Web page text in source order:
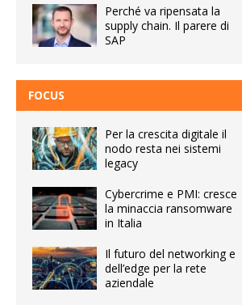
Perché va ripensata la
supply chain. Il parere di
SAP
FOCUS
Per la crescita digitale il
nodo resta nei sistemi
legacy
Cybercrime e PMI: cresce
la minaccia ransomware
in Italia
Il futuro del networking e
dell’edge per la rete
aziendale